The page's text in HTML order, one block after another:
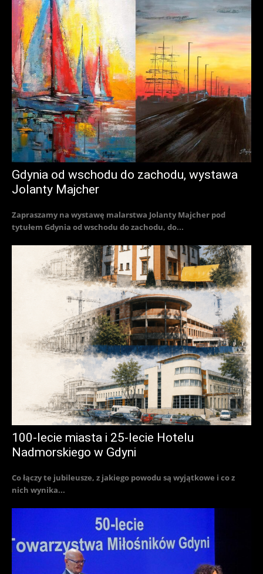
Gdynia od wschodu do zachodu, wystawa
Jolanty Majcher
Zapraszamy na wystawę malarstwa Jolanty Majcher pod
tytułem Gdynia od wschodu do zachodu, do...
100-lecie miasta i 25-lecie Hotelu
Nadmorskiego w Gdyni
Co łączy te jubileusze, z jakiego powodu są wyjątkowe i co z
nich wynika...